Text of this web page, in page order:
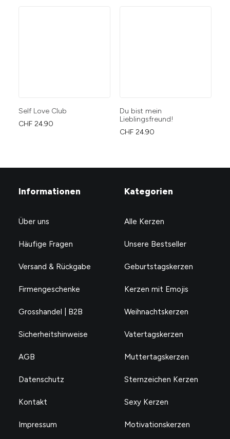
Self Love Club
CHF 24.90
Du bist mein
Lieblingsfreund!
CHF 24.90
Informationen
Über uns
Häufige Fragen
Versand & Rückgabe
Firmengeschenke
Grosshandel | B2B
Sicherheitshinweise
AGB
Datenschutz
Kontakt
Impressum
Kategorien
Alle Kerzen
Unsere Bestseller
Geburtstagskerzen
Kerzen mit Emojis
Weihnachtskerzen
Vatertagskerzen
Muttertagskerzen
Sternzeichen Kerzen
Sexy Kerzen
Motivationskerzen